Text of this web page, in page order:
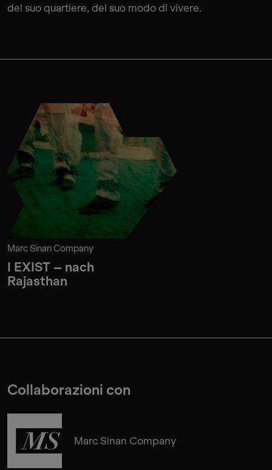
del suo quartiere, del suo modo di vivere.
Marc Sinan Company
I EXIST – nach
Rajasthan
Collaborazioni con
Marc Sinan Company